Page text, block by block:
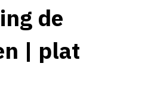
de
| plat